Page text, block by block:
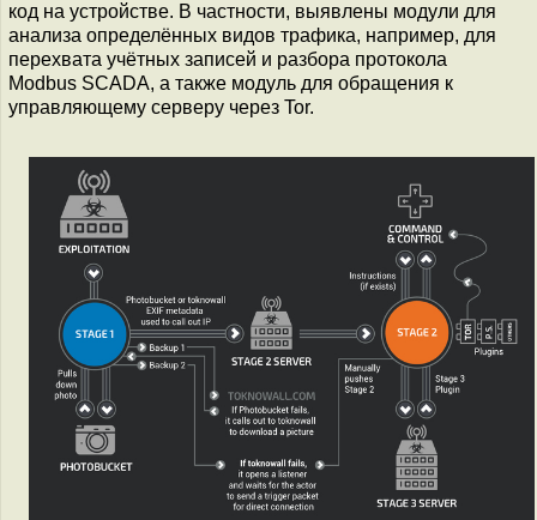
код на устройстве. В частности, выявлены модули для
анализа определённых видов трафика, например, для
перехвата учётных записей и разбора протокола
Modbus SCADA, а также модуль для обращения к
управляющему серверу через Tor.